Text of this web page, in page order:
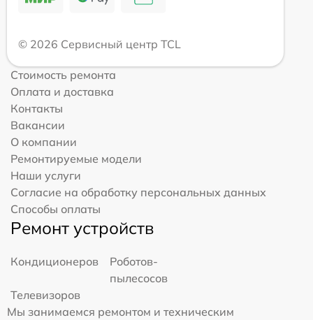
© 2026 Сервисный центр TCL
Стоимость ремонта
Оплата и доставка
Контакты
Вакансии
О компании
Ремонтируемые модели
Наши услуги
Согласие на обработку персональных данных
Способы оплаты
Ремонт устройств
Кондиционеров
Роботов-
пылесосов
Телевизоров
Мы занимаемся ремонтом и техническим